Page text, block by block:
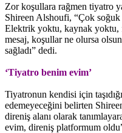
Zor koşullara rağmen tiyatro
Shireen Alshoufi, “Çok
Elektrik yoktu, kaynak
mesaj, koşullar ne olursa
sağladı” dedi.
‘Tiyatro benim evim’
Tiyatronun kendisi için
edemeyeceğini belirten
direniş alanı olarak
evim, direniş platformum